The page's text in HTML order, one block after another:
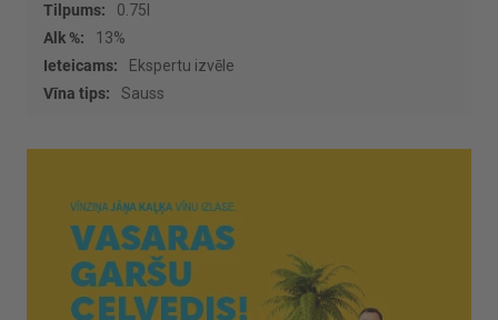
0.75l
13%
Ekspertu izvēle
Sauss